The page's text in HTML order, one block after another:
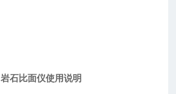
岩石比面仪使用说明